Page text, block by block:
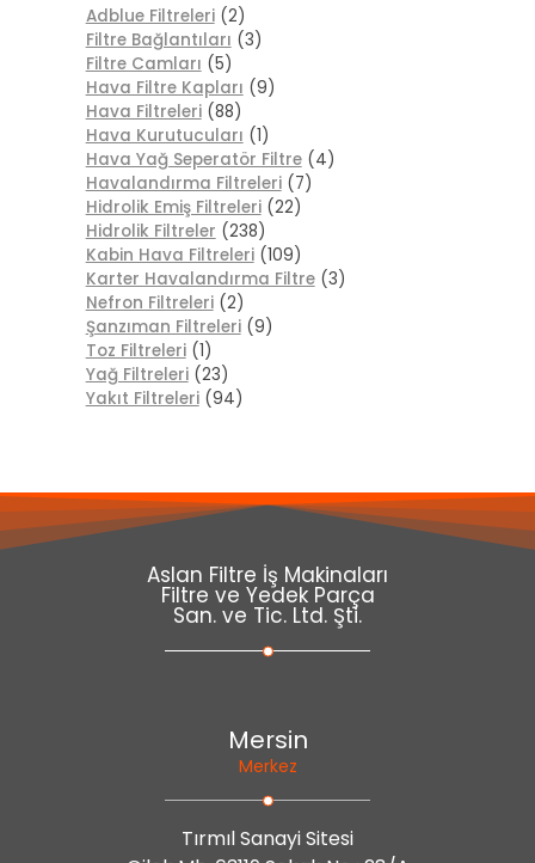
Adblue Filtreleri (2)
Filtre Bağlantıları (3)
Filtre Camları (5)
Hava Filtre Kapları (9)
Hava Filtreleri (88)
Hava Kurutucuları (1)
Hava Yağ Seperatör Filtre (4)
Havalandırma Filtreleri (7)
Hidrolik Emiş Filtreleri (22)
Hidrolik Filtreler (238)
Kabin Hava Filtreleri (109)
Karter Havalandırma Filtre (3)
Nefron Filtreleri (2)
Şanzıman Filtreleri (9)
Toz Filtreleri (1)
Yağ Filtreleri (23)
Yakıt Filtreleri (94)
Aslan Filtre İş Makinaları
Filtre ve Yedek Parça
San. ve Tic. Ltd. Şti.
Mersin
Merkez
Tırmıl Sanayi Sitesi